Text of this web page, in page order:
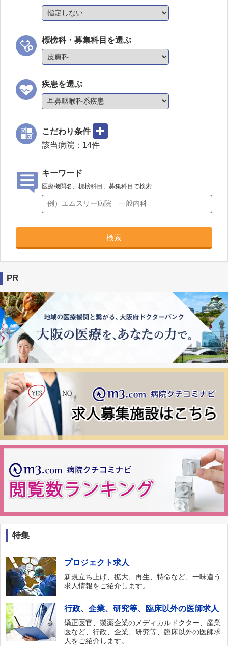
標榜科・募集科目を選ぶ
疾患を選ぶ
こだわり条件
該当病院： 14件
キーワード
医療機関名、標榜科目、募集科目で検索
検索
PR
特集
プロジェクト求人
新規立ち上げ、拡大、再生、特命など、一味違う
求人情報をご紹介します。
行政、企業、研究等、臨床以外の医師求人
矯正医官、製薬企業のメディカルドクター、産業
医など、行政、企業、研究等、臨床以外の医師求
人をご紹介します。